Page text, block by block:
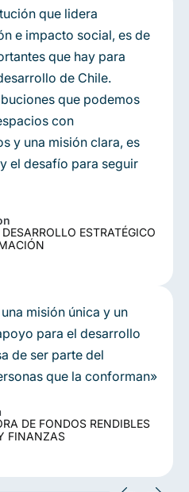
que lidera
e impacto social, es de
que hay para
de Chile.
que podemos
con
y una misión clara, es
el desafío para seguir
ESTRATÉGICO
misión única y un
para el desarrollo
de ser parte del
que la conforman»
DE FONDOS RENDIBLES
FINANZAS